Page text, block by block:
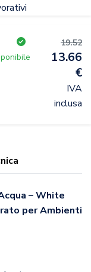
19.52
13.66
€
IVA
inclusa
– White
per Ambienti